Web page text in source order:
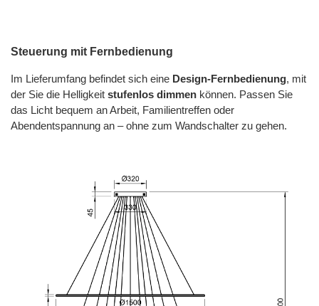
Steuerung mit Fernbedienung
Im Lieferumfang befindet sich eine Design-Fernbedienung, mit
der Sie die Helligkeit stufenlos dimmen können. Passen Sie
das Licht bequem an Arbeit, Familientreffen oder
Abendentspannung an – ohne zum Wandschalter zu gehen.